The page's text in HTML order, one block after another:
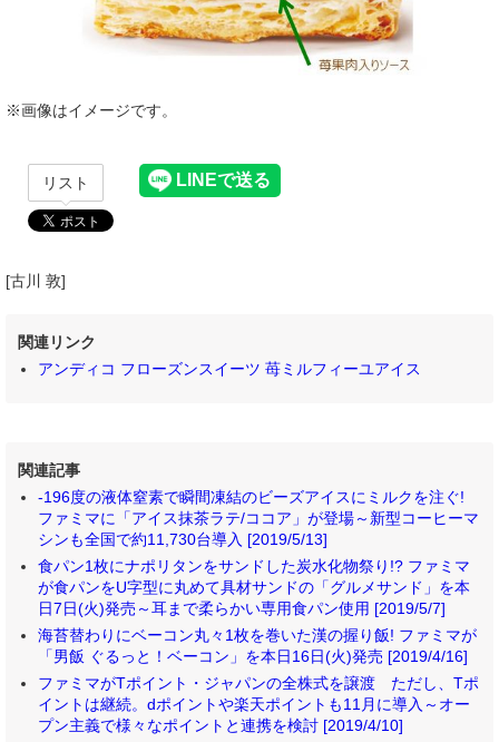
※画像はイメージです。
リスト
[古川 敦]
関連リンク
アンディコ フローズンスイーツ 苺ミルフィーユアイス
関連記事
-196度の液体窒素で瞬間凍結のビーズアイスにミルクを注ぐ!
ファミマに「アイス抹茶ラテ/ココア」が登場～新型コーヒーマ
シンも全国で約11,730台導入 [2019/5/13]
食パン1枚にナポリタンをサンドした炭水化物祭り!? ファミマ
が食パンをU字型に丸めて具材サンドの「グルメサンド」を本
日7日(火)発売～耳まで柔らかい専用食パン使用 [2019/5/7]
海苔替わりにベーコン丸々1枚を巻いた漢の握り飯! ファミマが
「男飯 ぐるっと！ベーコン」を本日16日(火)発売 [2019/4/16]
ファミマがTポイント・ジャパンの全株式を譲渡 ただし、Tポ
イントは継続。dポイントや楽天ポイントも11月に導入～オー
プン主義で様々なポイントと連携を検討 [2019/4/10]